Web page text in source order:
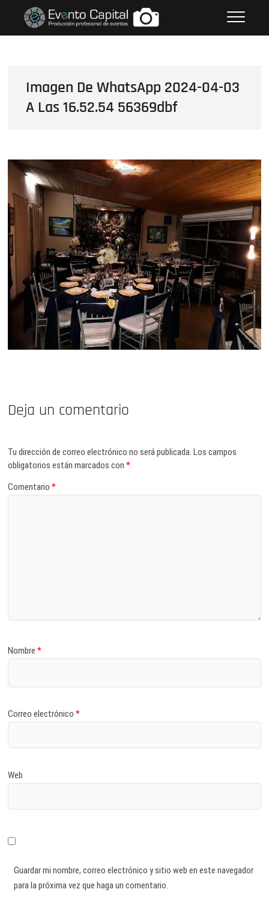
contenido
FOTOS GRUPO EMPRESARIAL
Imagen De WhatsApp 2024-04-03
A Las 16.52.54 56369dbf
Deja un comentario
Tu dirección de correo electrónico no será publicada. Los campos
obligatorios están marcados con*
Comentario*
Nombre*
Correo electrónico*
Web
Guardar mi nombre, correo electrónico y sitio web en este navegador
para la próxima vez que haga un comentario.